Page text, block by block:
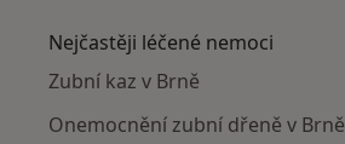
Nejčastěji léčené nemoci
Zubní kaz v Brně
Onemocnění zubní dřeně v Brně